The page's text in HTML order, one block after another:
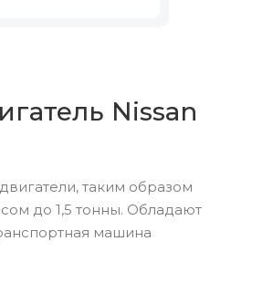
Nissan
таким образом
до 1,5 тонны. Обладают
машина